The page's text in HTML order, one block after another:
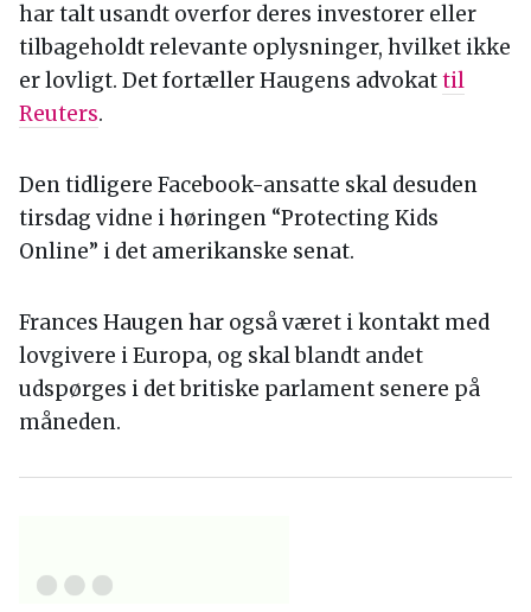
har talt usandt overfor deres investorer eller
tilbageholdt relevante oplysninger, hvilket ikke
er lovligt. Det fortæller Haugens advokattil
Reuters.
Den tidligere Facebook-ansatte skal desuden
tirsdag vidne i høringen “Protecting Kids
Online” i det amerikanske senat.
Frances Haugen har også været i kontakt med
lovgivere i Europa, og skal blandt andet
udspørges i det britiske parlament senere på
måneden.